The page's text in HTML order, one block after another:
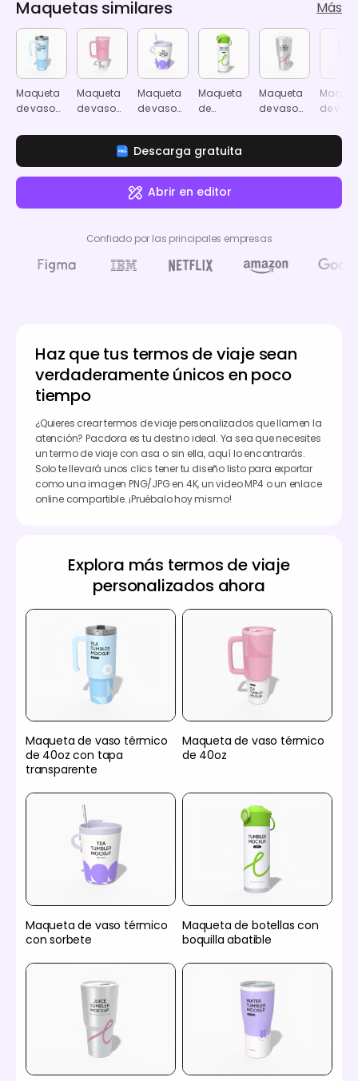
Maquetas similares Más
Maqueta
de vaso
de 40oz
transparente
Maqueta
de vaso
de 40oz
Maqueta
de vaso
con
sorbete
Maqueta
de
con
boquilla
abatible
Maqueta
de vaso
de cuello
de vaso
de 20oz
Descarga gratuita
Abrir en editor
Confiado por las principales empresas
Haz que tus termos de viaje sean
verdaderamente únicos en poco
tiempo
¿Quieres crear termos de viaje personalizados que llamen la
atención? Pacdora es tu destino ideal. Ya sea que necesites
un termo de viaje con asa o sin ella, aquí lo encontrarás.
Solo te llevará unos clics tener tu diseño listo para exportar
como una imagen PNG/JPG en 4K, un video MP4 o un enlace
online compartible. ¡Pruébalo hoy mismo!
Explora más termos de viaje
personalizados ahora
Maqueta de vaso térmico
de 40oz con tapa
transparente
Maqueta de vaso térmico
de 40oz
Maqueta de vaso térmico
con sorbete
Maqueta de botellas con
boquilla abatible